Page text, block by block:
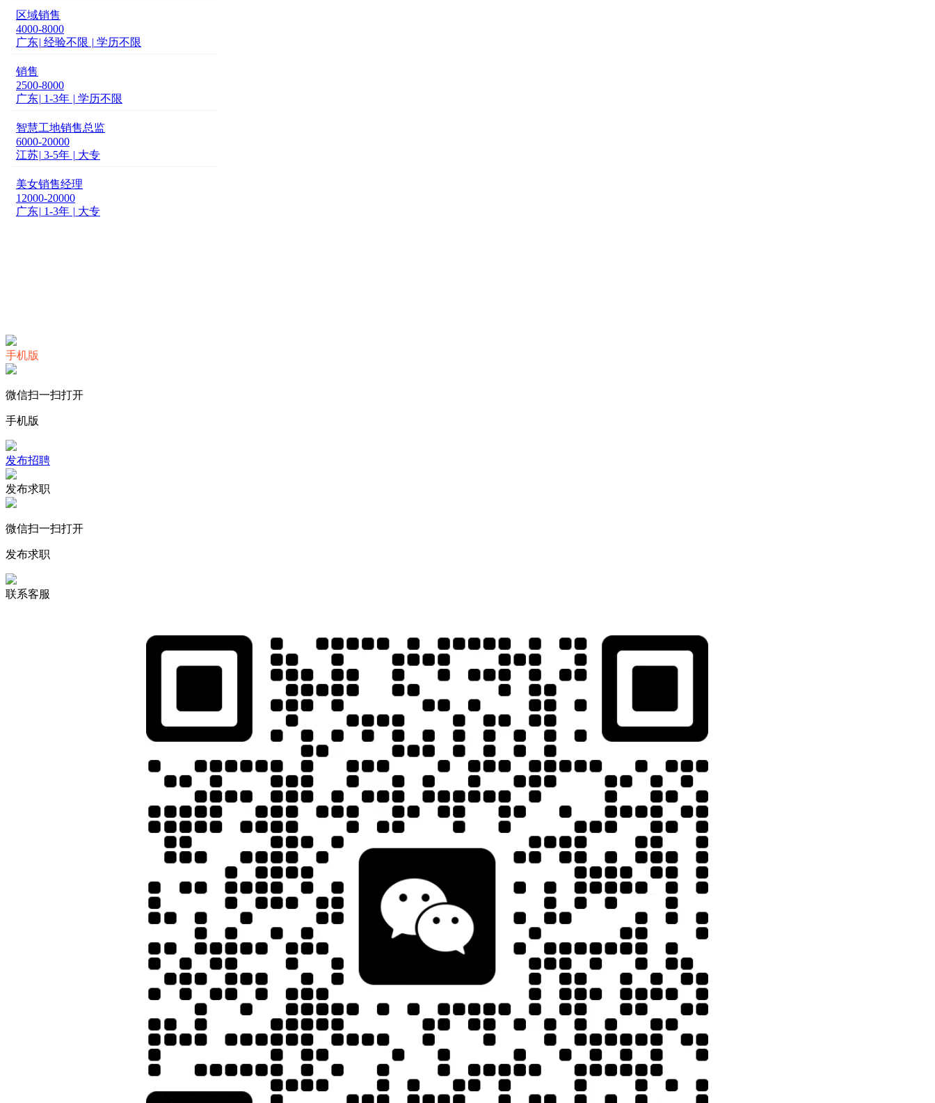
区域销售
4000-8000
广东| 经验不限 | 学历不限
销售
2500-8000
广东| 1-3年 | 学历不限
智慧工地销售总监
6000-20000
江苏| 3-5年 | 大专
美女销售经理
12000-20000
广东| 1-3年 | 大专
手机版
微信扫一扫打开
手机版
发布招聘
发布求职
微信扫一扫打开
发布求职
联系客服